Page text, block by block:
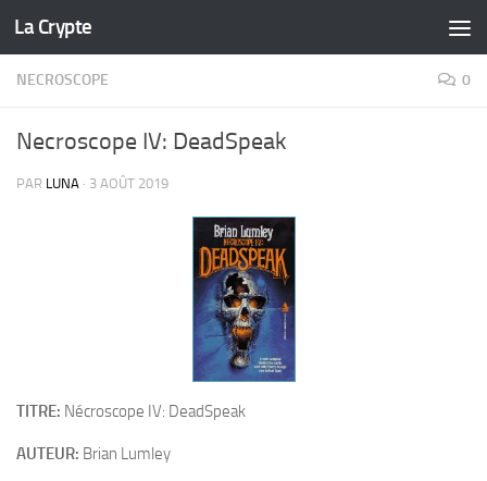
Skip to content
La Crypte
NECROSCOPE 0
Necroscope IV: DeadSpeak
PAR LUNA · 3 AOÛT 2019
TITRE: Nécroscope IV: DeadSpeak
AUTEUR: Brian Lumley